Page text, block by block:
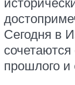
Сегодня в
сочетаются
прошлого и